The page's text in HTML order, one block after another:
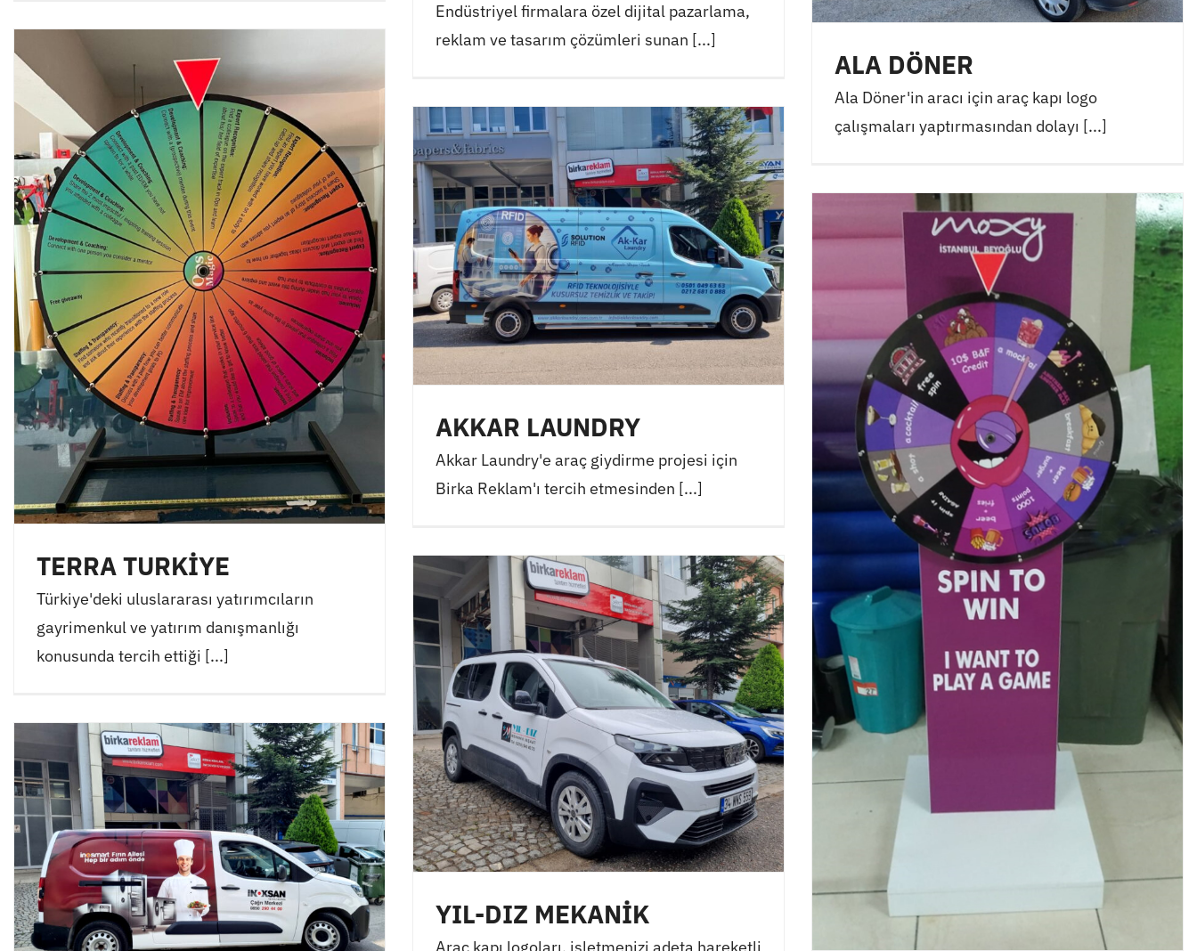
Endüstriyel firmalara özel dijital pazarlama,
reklam ve tasarım çözümleri sunan [...]
ALA DÖNER
Ala Döner'in aracı için araç kapı logo
çalışmaları yaptırmasından dolayı [...]
TERRA TURKİYE
Türkiye'deki uluslararası yatırımcıların
gayrimenkul ve yatırım danışmanlığı
konusunda tercih ettiği [...]
AKKAR LAUNDRY
Akkar Laundry'e araç giydirme projesi için
Birka Reklam'ı tercih etmesinden [...]
YIL-DIZ MEKANİK